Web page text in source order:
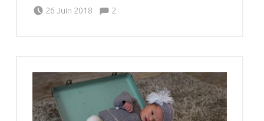
26 Juin 2018
Pascale G&-BdC-WKF
Comments:2